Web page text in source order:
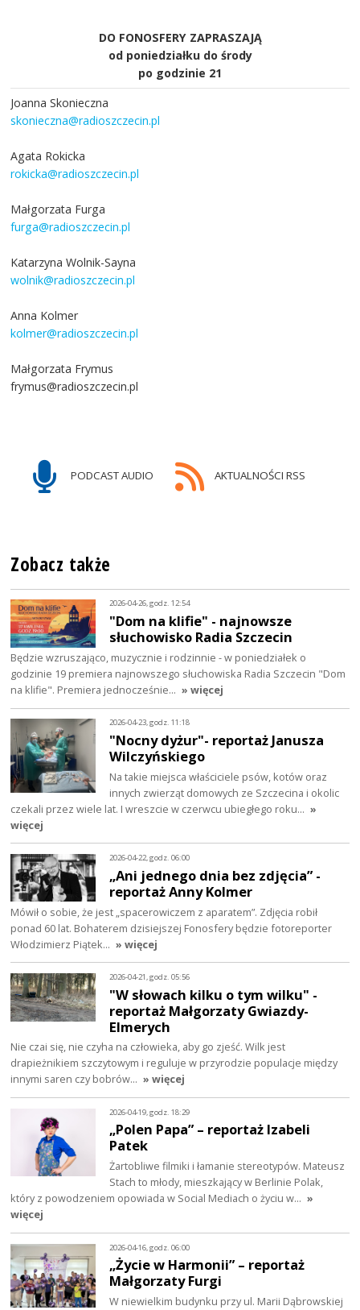
DO FONOSFERY ZAPRASZAJĄ
od poniedziałku do środy
po godzinie 21
Joanna Skonieczna
skonieczna@radioszczecin.pl
Agata Rokicka
rokicka@radioszczecin.pl
Małgorzata Furga
furga@radioszczecin.pl
Katarzyna Wolnik-Sayna
wolnik@radioszczecin.pl
Anna Kolmer
kolmer@radioszczecin.pl
Małgorzata Frymus
frymus@radioszczecin.pl
PODCAST AUDIO AKTUALNOŚCI RSS
Zobacz także
2026-04-26, godz. 12:54
"Dom na klifie" - najnowsze
słuchowisko Radia Szczecin
Będzie wzruszająco, muzycznie i rodzinnie - w poniedziałek o
godzinie 19 premiera najnowszego słuchowiska Radia Szczecin "Dom
na klifie". Premiera jednocześnie… » więcej
2026-04-23, godz. 11:18
"Nocny dyżur"- reportaż Janusza
Wilczyńskiego
Na takie miejsca właściciele psów, kotów oraz
innych zwierząt domowych ze Szczecina i okolic
czekali przez wiele lat. I wreszcie w czerwcu ubiegłego roku… »
więcej
2026-04-22, godz. 06:00
„Ani jednego dnia bez zdjęcia” -
reportaż Anny Kolmer
Mówił o sobie, że jest „spacerowiczem z aparatem”. Zdjęcia robił
ponad 60 lat. Bohaterem dzisiejszej Fonosfery będzie fotoreporter
Włodzimierz Piątek… » więcej
2026-04-21, godz. 05:56
"W słowach kilku o tym wilku" -
reportaż Małgorzaty Gwiazdy-
Elmerych
Nie czai się, nie czyha na człowieka, aby go zjeść. Wilk jest
drapieżnikiem szczytowym i reguluje w przyrodzie populacje między
innymi saren czy bobrów… » więcej
2026-04-19, godz. 18:29
„Polen Papa” – reportaż Izabeli
Patek
Żartobliwe filmiki i łamanie stereotypów. Mateusz
Stach to młody, mieszkający w Berlinie Polak,
który z powodzeniem opowiada w Social Mediach o życiu w… »
więcej
2026-04-16, godz. 06:00
„Życie w Harmonii” – reportaż
Małgorzaty Furgi
W niewielkim budynku przy ul. Marii Dąbrowskiej